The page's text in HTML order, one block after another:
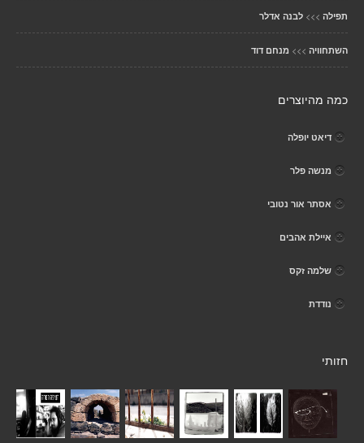
תפילה >>> לבנה אדלר
השתחוויה >>> מנחם דוד
כמה מהיוצרים
דיאט יופלה
מנשה פלר
אסתר אור נטובי
איילת אהבים
שלמה זקס
נודדת
חזותי